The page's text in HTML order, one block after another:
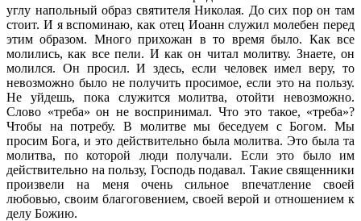
углу напольный образ святителя Николая. До сих пор он там
стоит. И я вспоминаю, как отец Иоанн служил молебен перед
этим образом. Много прихожан в то время было. Как все
молились, как все пели. И как он читал молитву. Знаете, он
молился. Он просил. И здесь, если человек имел веру, то
невозможно было не получить просимое, если это на пользу.
Не уйдешь, пока служится молитва, отойти невозможно.
Слово «треба» он не воспринимал. Что это такое, «треба»?
Чтобы на потребу. В молитве мы беседуем с Богом. Мы
просим Бога, и это действительно была молитва. Это была та
молитва, по которой люди получали. Если это было им
действительно на пользу, Господь подавал. Такие священники
произвели на меня очень сильное впечатление своей
любовью, своим благоговением, своей верой и отношением к
делу Божию.